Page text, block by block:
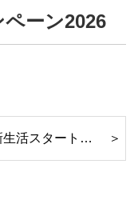
ーン2026
新生活スタートキャンペーン2026